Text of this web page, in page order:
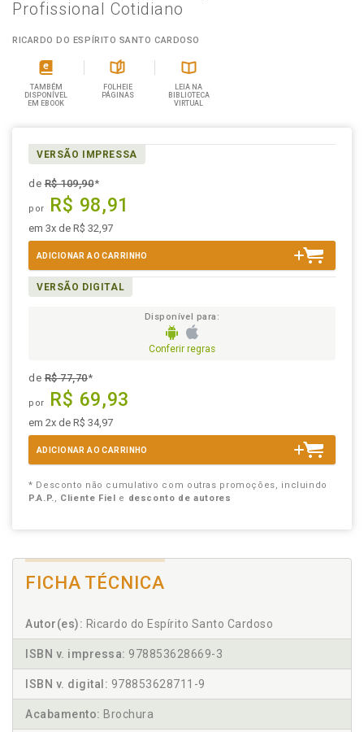
Profissional Cotidiano
RICARDO DO ESPÍRITO SANTO CARDOSO
TAMBÉM
DISPONÍVEL
EM EBOOK
FOLHEIE
PÁGINAS
LEIA NA
BIBLIOTECA
VIRTUAL
VERSÃO IMPRESSA
deR$ 109,90*
por R$ 98,91
em 3x de R$ 32,97
ADICIONAR AO CARRINHO
VERSÃO DIGITAL
Disponível para:
Conferir regras
deR$ 77,70*
por R$ 69,93
em 2x de R$ 34,97
ADICIONAR AO CARRINHO
* Desconto não cumulativo com outras promoções, incluindo
P.A.P., Cliente Fiel e desconto de autores
FICHA TÉCNICA
Autor(es): Ricardo do Espírito Santo Cardoso
ISBN v. impressa: 978853628669-3
ISBN v. digital: 978853628711-9
Acabamento: Brochura